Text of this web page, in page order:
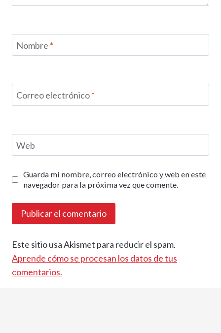
Nombre *
Correo electrónico*
Web
Guarda mi nombre, correo electrónico y web en este
navegador para la próxima vez que comente.
Este sitio usa Akismet para reducir el spam.
Aprende cómo se procesan los datos de tus
comentarios.